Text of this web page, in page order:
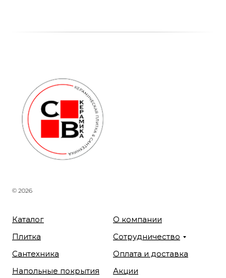
© 2026
Каталог
Плитка
Сантехника
Напольные покрытия
О компании
Сотрудничество
Оплата и доставка
Акции